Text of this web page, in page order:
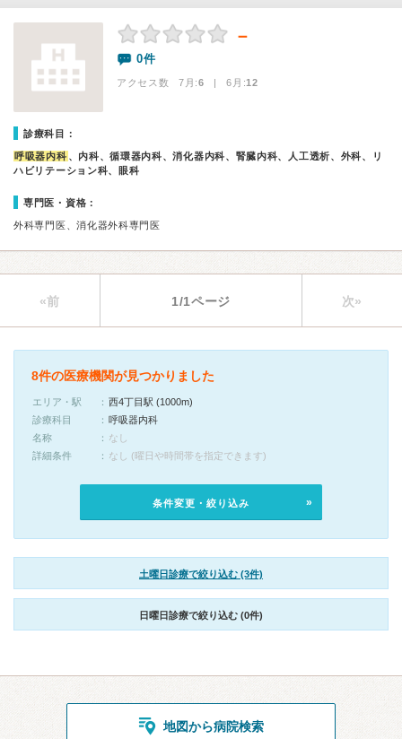
－
0件
アクセス数 7月:6 | 6月:12
診療科目：
呼吸器内科 、内科、循環器内科、消化器内科、腎臓内科、人工透析、外科、リ
ハビリテーション科、眼科
専門医・資格：
外科専門医、消化器外科専門医
«前 1/1ページ 次»
8件の医療機関が見つかりました
エリア・駅
西4丁目駅 (1000m)
診療科目
呼吸器内科
名称
なし
詳細条件
なし (曜日や時間帯を指定できます)
条件変更・絞り込み
土曜日診療で絞り込む (3件)
日曜日診療で絞り込む (0件)
地図から病院検索